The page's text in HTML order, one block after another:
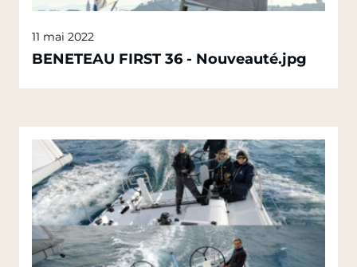
11 mai 2022
BENETEAU FIRST 36 - Nouveauté.jpg